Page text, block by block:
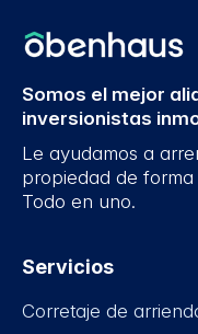
Somos el mejor
inversionistas
Le ayudamos a
propiedad de
Todo en uno.
Servicios
Corretaje de